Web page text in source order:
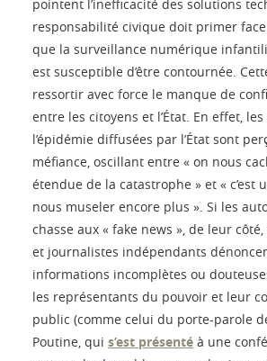
pointent l’inefficacité des solutions
responsabilité civique doit primer face
que la surveillance numérique
est susceptible d’être contournée.
ressortir avec force le manque de
entre les citoyens et l’État. En effet,
l’épidémie diffusées par l’État sont
méfiance, oscillant entre « on nous
étendue de la catastrophe » et « c’est
nous museler encore plus ». Si les
chasse aux « fake news », de leur
et journalistes indépendants
informations incomplètes ou
les représentants du pouvoir et leur
public (comme celui du porte-parole
Poutine, qui s’est présenté à une